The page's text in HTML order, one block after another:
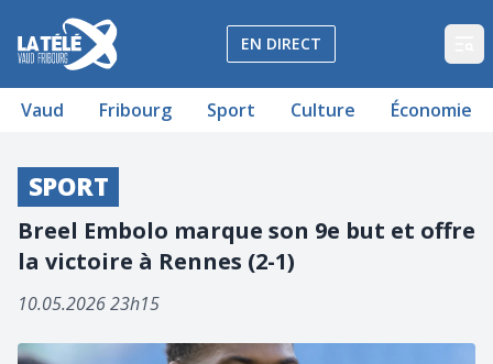
La Télé - Télévision régionale Vaud et Fribourg
EN DIRECT
Vaud Fribourg Sport Culture Économie
SPORT
Breel Embolo marque son 9e but et offre
la victoire à Rennes (2-1)
10.05.2026 23h15